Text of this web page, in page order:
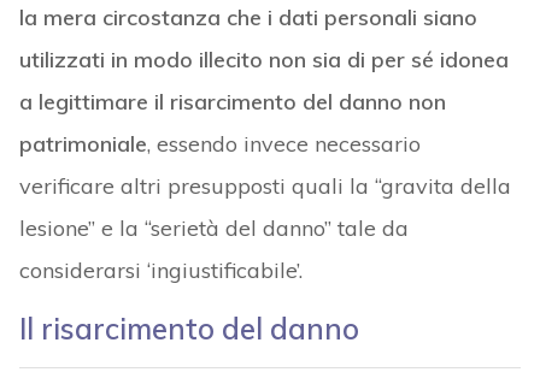
la mera circostanza che i dati personali siano
utilizzati in modo illecito non sia di per sé idonea
a legittimare il risarcimento del danno non
patrimoniale, essendo invece necessario
verificare altri presupposti quali la “gravita della
lesione” e la “serietà del danno” tale da
considerarsi ‘ingiustificabile’.
Il risarcimento del danno